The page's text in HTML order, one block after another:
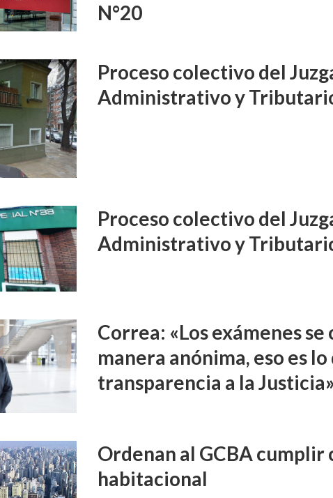
N°20
Proceso colectivo del
Administrativo y
Proceso colectivo del
Administrativo y
Correa: «Los exámenes
manera anónima, eso es lo
transparencia a la Justicia»
Ordenan al GCBA cumplir
habitacional